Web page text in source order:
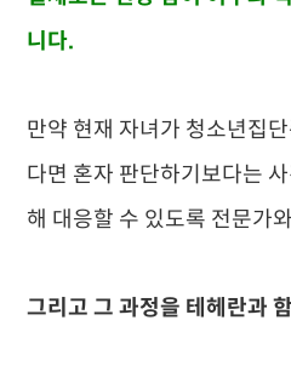
니다.
만약 현재 자녀가 청소년집
다면 혼자 판단하기보다는
해 대응할 수 있도록 전문가
그리고 그 과정을 테헤란과